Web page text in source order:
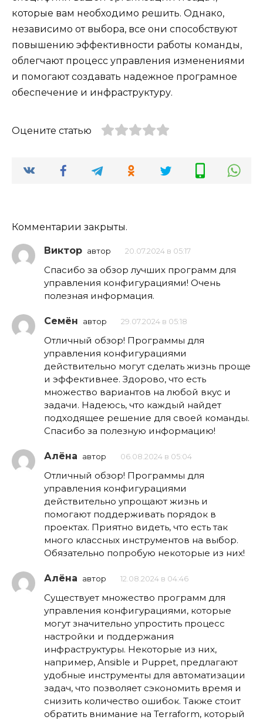
которые вам необходимо решить. Однако,
независимо от выбора, все они способствуют
повышению эффективности работы команды,
облегчают процесс управления изменениями
и помогают создавать надежное програмное
обеспечение и инфраструктуру.
Оцените статью
Комментарии закрыты.
Виктор автор 20.07.2024 в 05:17
Спасибо за обзор лучших программ для
управления конфигурациями! Очень
полезная информация.
Семён автор 29.07.2024 в 05:18
Отличный обзор! Программы для
управления конфигурациями
действительно могут сделать жизнь проще
и эффективнее. Здорово, что есть
множество вариантов на любой вкус и
задачи. Надеюсь, что каждый найдет
подходящее решение для своей команды.
Спасибо за полезную информацию!
Алёна автор 06.08.2024 в 05:04
Отличный обзор! Программы для
управления конфигурациями
действительно упрощают жизнь и
помогают поддерживать порядок в
проектах. Приятно видеть, что есть так
много классных инструментов на выбор.
Обязательно попробую некоторые из них!
Алёна автор 12.08.2024 в 04:46
Существует множество программ для
управления конфигурациями, которые
могут значительно упростить процесс
настройки и поддержания
инфраструктуры. Некоторые из них,
например, Ansible и Puppet, предлагают
удобные инструменты для автоматизации
задач, что позволяет сэкономить время и
снизить количество ошибок. Также стоит
обратить внимание на Terraform, который